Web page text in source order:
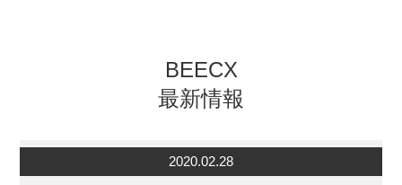
BEECX
最新情報
2020.02.28